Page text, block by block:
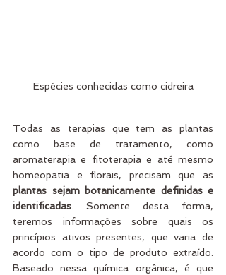
Espécies conhecidas como cidreira
Todas as terapias que tem as plantas
como base de tratamento, como
aromaterapia e fitoterapia e até mesmo
plantas sejam botanicamente definidas e
identificadas . Somente desta forma,
teremos informações sobre quais os
princípios ativos presentes, que varia de
acordo com o tipo de produto extraído.
Baseado nessa química orgânica, é que